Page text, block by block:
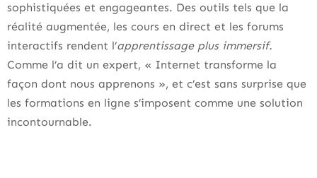
sophistiquées et engageantes. Des outils tels que la
réalité augmentée, les cours en direct et les forums
interactifs rendent l’apprentissage plus immersif.
Comme l’a dit un expert, « Internet transforme la
façon dont nous apprenons », et c’est sans surprise que
les formations en ligne s’imposent comme une solution
incontournable.